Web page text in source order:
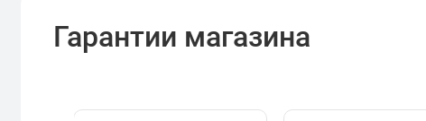
Гарантии магазина